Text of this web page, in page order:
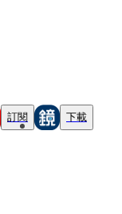
訂閱 下載